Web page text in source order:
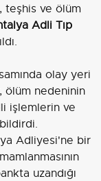
teşhis ve ölüm
Adli Tıp
olay yeri
nedeninin
işlemlerin ve
Adliyesi'ne bir
uzandığı